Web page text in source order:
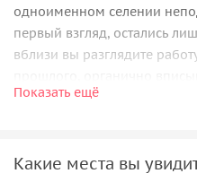
одноименном селении
первый взгляд, остались
вблизи вы разглядите
ландшафт. Остатки домов,
Показать ещё
Какие места вы